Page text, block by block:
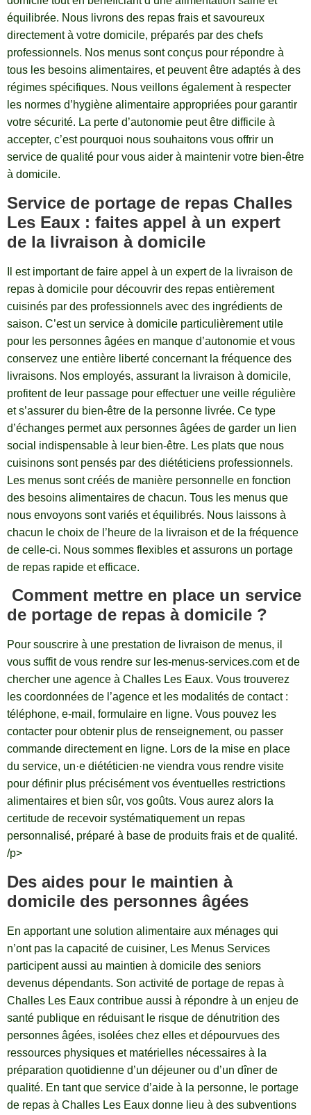
équilibrée. Nous livrons des repas frais et savoureux
directement à votre domicile, préparés par des chefs
professionnels. Nos menus sont conçus pour répondre à
tous les besoins alimentaires, et peuvent être adaptés à des
régimes spécifiques. Nous veillons également à respecter
les normes d’hygiène alimentaire appropriées pour garantir
votre sécurité. La perte d’autonomie peut être difficile à
accepter, c’est pourquoi nous souhaitons vous offrir un
service de qualité pour vous aider à maintenir votre bien-être
à domicile.
Service de portage de repas Challes
Les Eaux : faites appel à un expert
de la livraison à domicile
Il est important de faire appel à un expert de la livraison de
repas à domicile pour découvrir des repas entièrement
cuisinés par des professionnels avec des ingrédients de
saison. C’est un service à domicile particulièrement utile
pour les personnes âgées en manque d’autonomie et vous
conservez une entière liberté concernant la fréquence des
livraisons. Nos employés, assurant la livraison à domicile,
profitent de leur passage pour effectuer une veille régulière
et s’assurer du bien-être de la personne livrée. Ce type
d’échanges permet aux personnes âgées de garder un lien
social indispensable à leur bien-être. Les plats que nous
cuisinons sont pensés par des diététiciens professionnels.
Les menus sont créés de manière personnelle en fonction
des besoins alimentaires de chacun. Tous les menus que
nous envoyons sont variés et équilibrés. Nous laissons à
chacun le choix de l’heure de la livraison et de la fréquence
de celle-ci. Nous sommes flexibles et assurons un portage
de repas rapide et efficace.
Comment mettre en place un service
de portage de repas à domicile ?
Pour souscrire à une prestation de livraison de menus, il
vous suffit de vous rendre sur les-menus-services.com et de
chercher une agence à Challes Les Eaux. Vous trouverez
les coordonnées de l’agence et les modalités de contact :
téléphone, e-mail, formulaire en ligne. Vous pouvez les
contacter pour obtenir plus de renseignement, ou passer
commande directement en ligne. Lors de la mise en place
du service, un·e diététicien·ne viendra vous rendre visite
pour définir plus précisément vos éventuelles restrictions
alimentaires et bien sûr, vos goûts. Vous aurez alors la
certitude de recevoir systématiquement un repas
personnalisé, préparé à base de produits frais et de qualité.
/p>
Des aides pour le maintien à
domicile des personnes âgées
En apportant une solution alimentaire aux ménages qui
n’ont pas la capacité de cuisiner, Les Menus Services
participent aussi au maintien à domicile des seniors
devenus dépendants. Son activité de portage de repas à
Challes Les Eaux contribue aussi à répondre à un enjeu de
santé publique en réduisant le risque de dénutrition des
personnes âgées, isolées chez elles et dépourvues des
ressources physiques et matérielles nécessaires à la
préparation quotidienne d’un déjeuner ou d’un dîner de
qualité. En tant que service d’aide à la personne, le portage
de repas à Challes Les Eaux donne lieu à des subventions